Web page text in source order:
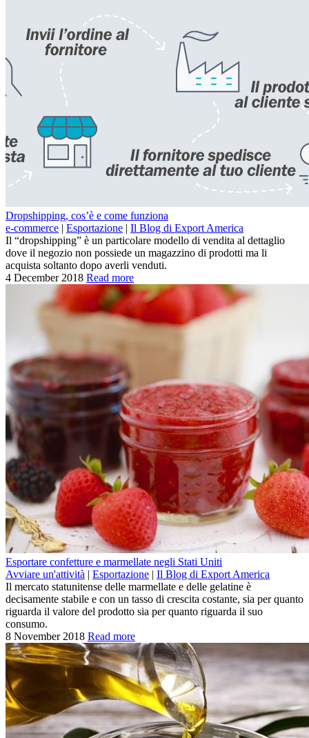
Dropshipping, cos’è e come funziona
e-commerce | Esportazione | Il Blog di Export America
Il “dropshipping” è un particolare modello di vendita al dettaglio
dove il negozio non possiede un magazzino di prodotti ma li
acquista soltanto dopo averli venduti.
4 December 2018 Read more
Esportare confetture e marmellate negli Stati Uniti
Avviare un'attività | Esportazione | Il Blog di Export America
Il mercato statunitense delle marmellate e delle gelatine è
decisamente stabile e con un tasso di crescita costante, sia per quanto
riguarda il valore del prodotto sia per quanto riguarda il suo
consumo.
8 November 2018 Read more